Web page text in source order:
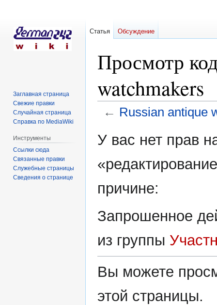
Просмотр
watchmakers
← Russian antique
ккУ вас нет прав
причине:
Запрошенное
из группы
Вы можете
этой страницы.
Статья Обсуждение
Заглавная страница
Свежие правки
Случайная страница
Справка по MediaWiki
Инструменты
Ссылки сюда
Связанные правки
Служебные страницы
Сведения о странице